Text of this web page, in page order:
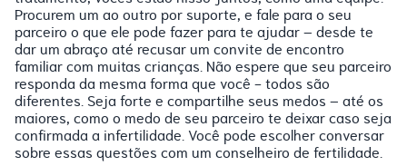
Procurem um ao outro por suporte, e fale para o seu
parceiro o que ele pode fazer para te ajudar – desde te
dar um abraço até recusar um convite de encontro
familiar com muitas crianças. Não espere que seu parceiro
responda da mesma forma que você - todos são
diferentes. Seja forte e compartilhe seus medos – até os
maiores, como o medo de seu parceiro te deixar caso seja
confirmada a infertilidade. Você pode escolher conversar
sobre essas questões com um conselheiro de fertilidade.